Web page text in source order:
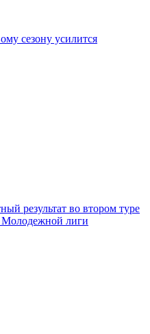
сезону усилится
результат во втором туре
лиги